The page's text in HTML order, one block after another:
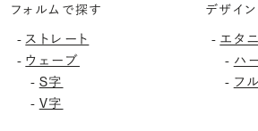
フォルムで探す
-ストレート
- ウェーブ
- S字
- V字
デザイ
- エタ
- ハ
- フ